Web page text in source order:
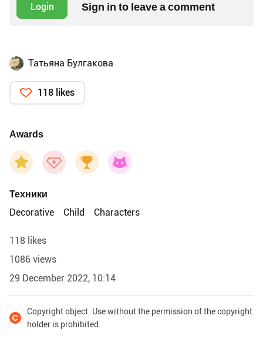
Login Sign in to leave a comment
Татьяна Булгакова
118 likes
Awards
Техники
Decorative
Child Characters
118 likes
1086 views
29 December 2022, 10:14
Copyright object. Use without the permission of the copyright
holder is prohibited.